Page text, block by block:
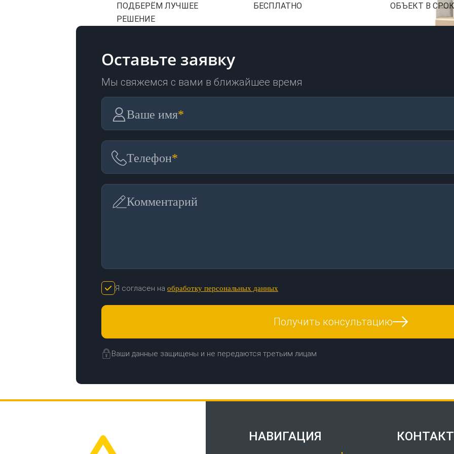
ПОДБЕРЁМ ЛУЧШЕЕ
РЕШЕНИЕ
БЕСПЛАТНО ОБЪЕКТ В СРОК
Оставьте заявку
Мы свяжемся с вами в ближайшее время
Ваше имя*
Телефон*
Комментарий
Я согласен на обработку персональных данных
Получить консультацию
Ваши данные защищены и не передаются третьим лицам
НАВИГАЦИЯ